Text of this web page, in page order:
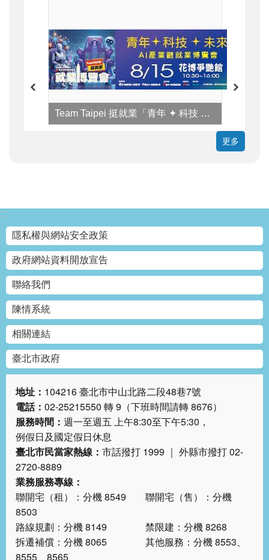
Team Taipei 挺就業「青年 ✦ 科技 ✦ 未來」AI產業鏈就業博覽會
更多
:::
隱私權與網站安全政策
政府網站資料開放宣告
聯絡我們
陳情系統
相關連結
臺北市政府
地址： 104216 臺北市中山北路二段48巷7號
電話： 02-25215550 轉 9（下班時間請轉 8676）
服務時間： 週一至週五 上午8:30至下午5:30，
例假日及國定假日休息
臺北市民當家熱線： 市話撥打 1999 ｜ 外縣市撥打 02-
2720-8889
業務服務專線：
聯開宅（租）：分機 8549 聯開宅（售）：分機
8503
路線規劃：分機 8149 禁限建：分機 8268
拆遷補償：分機 8065 其他服務：分機 8553、
8555、8565